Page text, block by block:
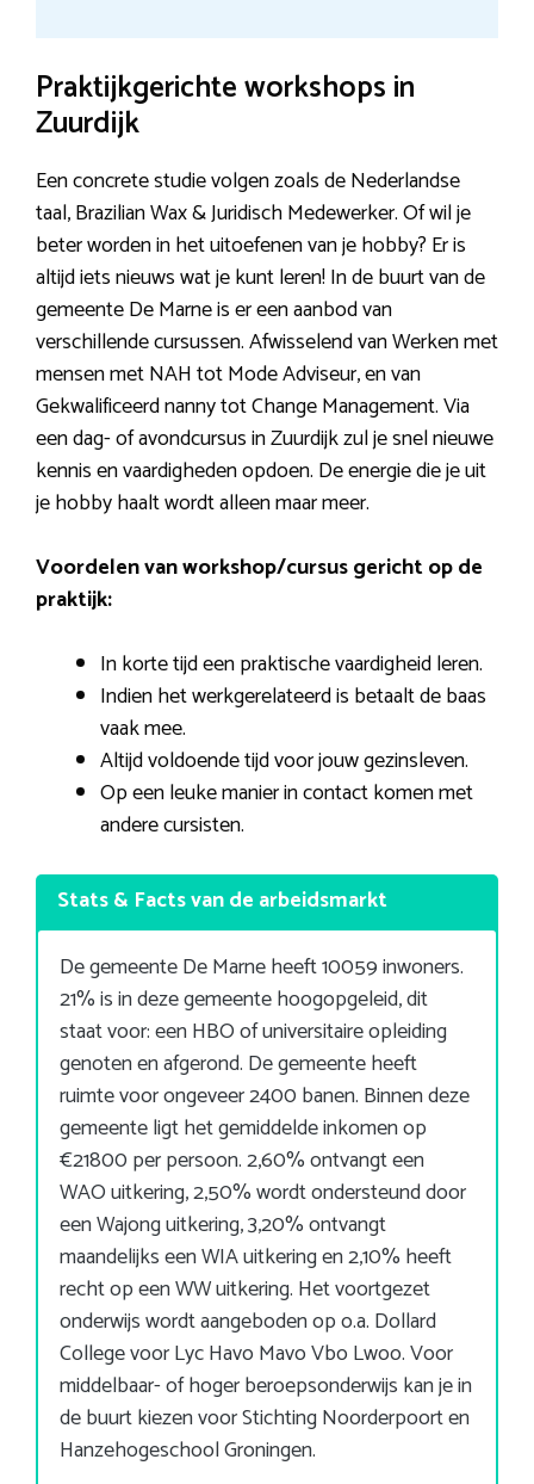
Praktijkgerichte workshops in
Zuurdijk
Een concrete studie volgen zoals de Nederlandse
taal, Brazilian Wax & Juridisch Medewerker. Of wil je
beter worden in het uitoefenen van je hobby? Er is
altijd iets nieuws wat je kunt leren! In de buurt van de
gemeente De Marne is er een aanbod van
verschillende cursussen. Afwisselend van Werken met
mensen met NAH tot Mode Adviseur, en van
Gekwalificeerd nanny tot Change Management. Via
een dag- of avondcursus in Zuurdijk zul je snel nieuwe
kennis en vaardigheden opdoen. De energie die je uit
je hobby haalt wordt alleen maar meer.
Voordelen van workshop/cursus gericht op de
praktijk:
In korte tijd een praktische vaardigheid leren.
Indien het werkgerelateerd is betaalt de baas
vaak mee.
Altijd voldoende tijd voor jouw gezinsleven.
Op een leuke manier in contact komen met
andere cursisten.
Stats & Facts van de arbeidsmarkt
De gemeente De Marne heeft 10059 inwoners.
21% is in deze gemeente hoogopgeleid, dit
staat voor: een HBO of universitaire opleiding
genoten en afgerond. De gemeente heeft
ruimte voor ongeveer 2400 banen. Binnen deze
gemeente ligt het gemiddelde inkomen op
€21800 per persoon. 2,60% ontvangt een
WAO uitkering, 2,50% wordt ondersteund door
een Wajong uitkering, 3,20% ontvangt
maandelijks een WIA uitkering en 2,10% heeft
recht op een WW uitkering. Het voortgezet
onderwijs wordt aangeboden op o.a. Dollard
College voor Lyc Havo Mavo Vbo Lwoo. Voor
middelbaar- of hoger beroepsonderwijs kan je in
de buurt kiezen voor Stichting Noorderpoort en
Hanzehogeschool Groningen.